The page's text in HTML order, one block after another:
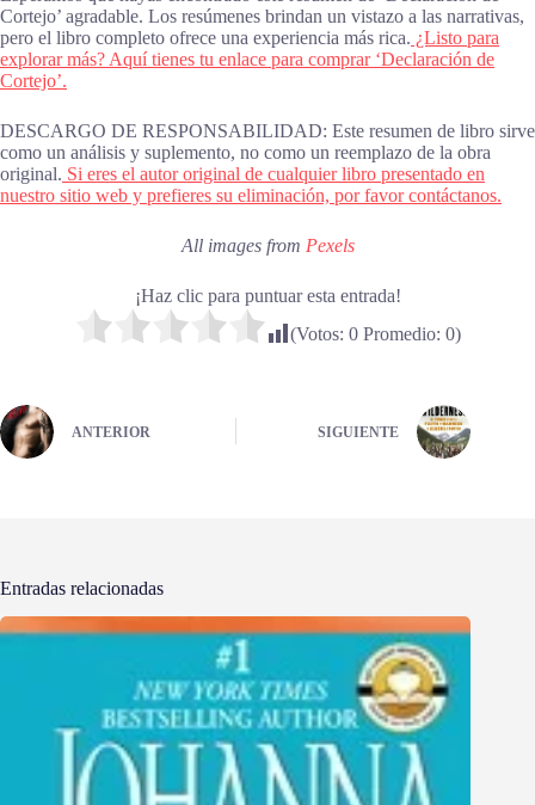
Cortejo’ agradable. Los resúmenes brindan un vistazo a las narrativas,
pero el libro completo ofrece una experiencia más rica. ¿Listo para
explorar más? Aquí tienes tu enlace para comprar ‘Declaración de
Cortejo’.
DESCARGO DE RESPONSABILIDAD: Este resumen de libro sirve
como un análisis y suplemento, no como un reemplazo de la obra
original. Si eres el autor original de cualquier libro presentado en
nuestro sitio web y prefieres su eliminación, por favor contáctanos.
All images from Pexels
¡Haz clic para puntuar esta entrada!
(Votos: 0Promedio: 0)
ANTERIOR SIGUIENTE
Entradas relacionadas